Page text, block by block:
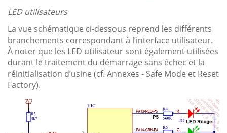
LED utilisateurs
La vue schématique ci-dessous reprend les différents
branchements correspondant à l’interface utilisateur.
À noter que les LED utilisateur sont également utilisées
durant le traitement du démarrage sans échec et la
réinitialisation d’usine (cf. Annexes - Safe Mode et Reset
Factory).